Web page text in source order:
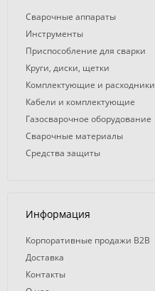
Сварочные аппараты
Инструменты
Приспособление для сварки
Круги, диски, щетки
Комплектующие и расходники
Кабели и комплектующие
Газосварочное оборудование
Сварочные материалы
Средства защиты
Информация
Корпоративные продажи B2B
Доставка
Контакты